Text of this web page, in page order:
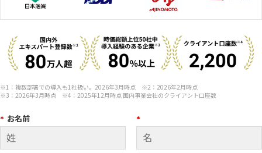
※1：複数部署での導入も1社扱い。2026年3月時点 ※2：2026年2月時点
※3：2026年3月時点 ※4：2025年12月時点 国内事業会社のクライアント口座数
* お名前 *